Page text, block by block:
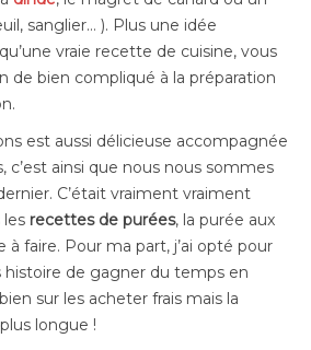
sanglier… ). Plus une idée
qu’une vraie recette de cuisine, vous
de bien compliqué à la préparation
est aussi délicieuse accompagnée
c’est ainsi que nous nous sommes
C’était vraiment vraiment
recettes de purées, la purée aux
à faire. Pour ma part, j’ai opté pour
histoire de gagner du temps en
sur les acheter frais mais la
longue !